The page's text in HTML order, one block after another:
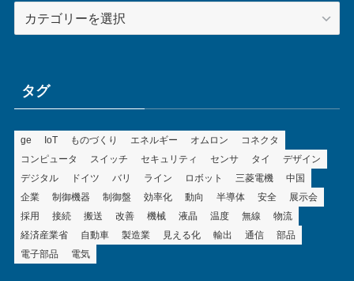
テ
ータグ
ge IoT ものづくり エネルギー オムロン
コネクタ
コンピュータ
スイッチ セキュリティ センサ タイ
デザイン
デジタル
ドイツ バリ ライン ロボット 三菱電機
中国
企業
制御機器 制御盤 効率化 動向 半導体 安全
展示会
採用
接続 搬送 改善 機械 液晶 温度 無線
物流
経済産業省
自動車 製造業 見える化 輸出 通信
部品
電子部品
電気